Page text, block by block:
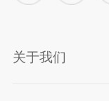
关于我们